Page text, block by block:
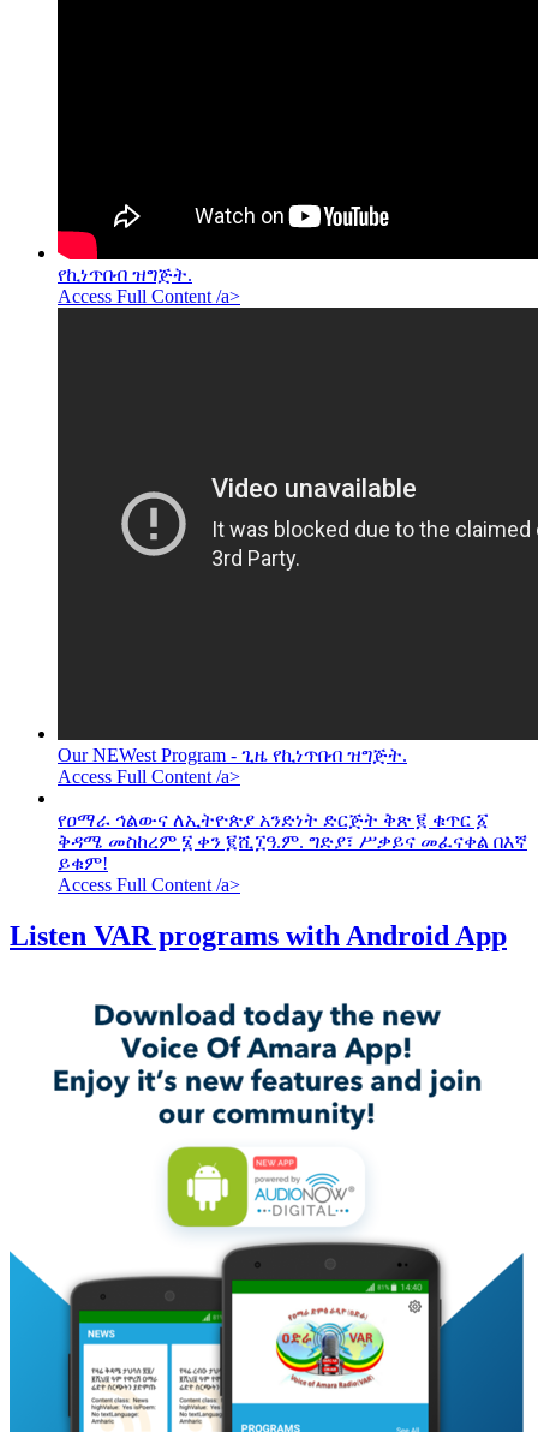
የኪነጥበብ ዝግጅት.
Access Full Content /a>
Our NEWest Program - ጊዜ የኪነጥበብ ዝግጅት.
Access Full Content /a>
የዐማራ ኅልውና ለኢትዮጵያ አንድነት ድርጅት ቅጽ ፪ ቁጥር ፩
ቅዳሜ መስከረም ፮ ቀን ፪ሺ፲ዓ.ም. ግድያ፣ ሥቃይና መፈናቀል በእኛ
ይቁም!
Access Full Content /a>
Listen VAR programs with Android App